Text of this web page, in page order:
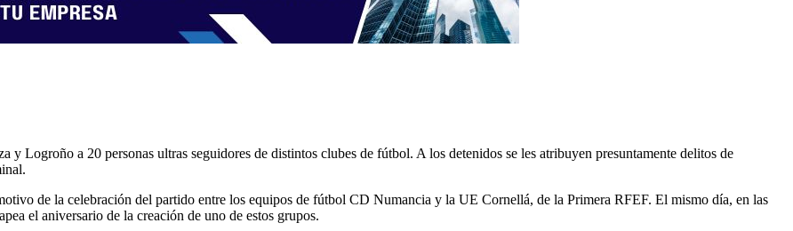
Logroño a 20 personas ultras seguidores de distintos clubes de fútbol. A los detenidos se les atribuyen presuntamente delitos de
de la celebración del partido entre los equipos de fútbol CD Numancia y la UE Cornellá, de la Primera RFEF. El mismo día, en las
el aniversario de la creación de uno de estos grupos.